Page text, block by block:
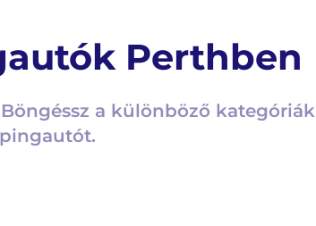
Perthben
a különböző kategóriák